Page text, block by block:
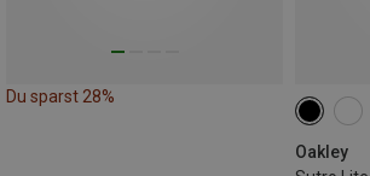
Du sparst 28%
Oakley